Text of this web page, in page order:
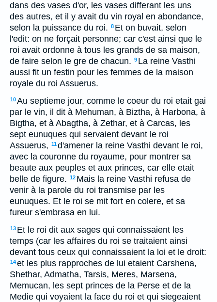
dans des vases d'or, les vases differant les uns
des autres, et il y avait du vin royal en abondance,
selon la puissance du roi. 8 Et on buvait, selon
l'edit: on ne forçait personne; car c'est ainsi que le
roi avait ordonne à tous les grands de sa maison,
de faire selon le gre de chacun. 9 La reine Vasthi
aussi fit un festin pour les femmes de la maison
royale du roi Assuerus.
10Au septieme jour, comme le coeur du roi etait gai
par le vin, il dit à Mehuman, à Biztha, à Harbona, à
Bigtha, et à Abagtha, à Zethar, et à Carcas, les
sept eunuques qui servaient devant le roi
Assuerus, 11d'amener la reine Vasthi devant le roi,
avec la couronne du royaume, pour montrer sa
beaute aux peuples et aux princes, car elle etait
belle de figure. 12 Mais la reine Vasthi refusa de
venir à la parole du roi transmise par les
eunuques. Et le roi se mit fort en colere, et sa
fureur s'embrasa en lui.
13 Et le roi dit aux sages qui connaissaient les
temps (car les affaires du roi se traitaient ainsi
devant tous ceux qui connaissaient la loi et le droit:
14et les plus rapproches de lui etaient Carshena,
Shethar, Admatha, Tarsis, Meres, Marsena,
Memucan, les sept princes de la Perse et de la
Medie qui voyaient la face du roi et qui siegeaient